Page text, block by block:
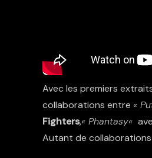
Avec les premiers
collaborations entre «
Fighters,« Phantasy«
Autant de